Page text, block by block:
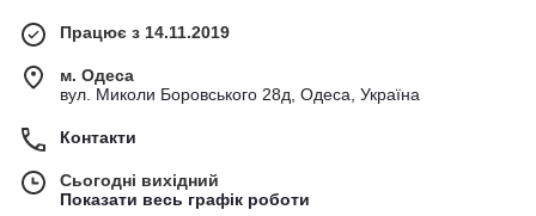
Працює з 14.11.2019
м. Одеса
вул. Миколи Боровського 28д, Одеса, Україна
Контакти
Сьогодні вихідний
Показати весь графік роботи